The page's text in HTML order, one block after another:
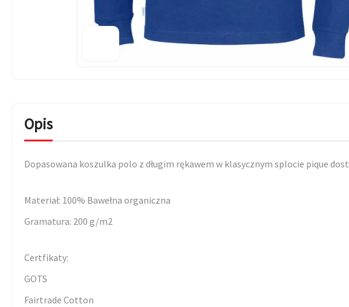
Opis
Dopasowana koszulka polo z długim rękawem w klasycznym splocie pique
Materiał: 100% Bawełna organiczna
Gramatura: 200 g/m2
Certfikaty:
GOTS
Fairtrade Cotton